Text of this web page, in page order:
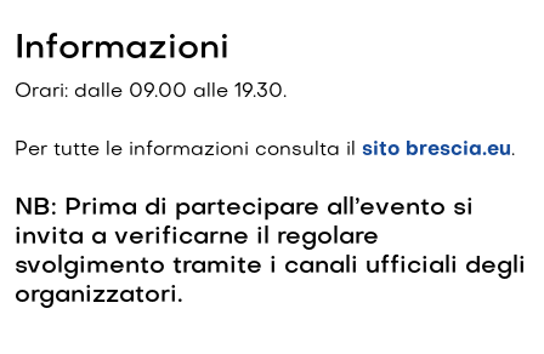
Informazioni
Orari: dalle 09.00 alle 19.30.
Per tutte le informazioni consulta il sito brescia.eu.
NB: Prima di partecipare all’evento si
invita a verificarne il regolare
svolgimento tramite i canali ufficiali degli
organizzatori.